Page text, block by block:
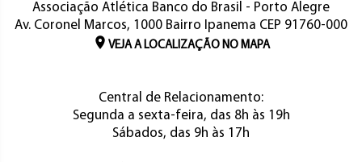
Associação Atlética Banco do Brasil - Porto Alegre
Av. Coronel Marcos, 1000 Bairro Ipanema CEP 91760-000
VEJA A LOCALIZAÇÃO NO MAPA
Central de Relacionamento:
Segunda a sexta-feira, das 8h às 19h
Sábados, das 9h às 17h